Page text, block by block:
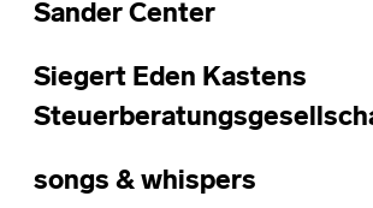
Sander Center
Siegert Eden Kastens
songs & whispers